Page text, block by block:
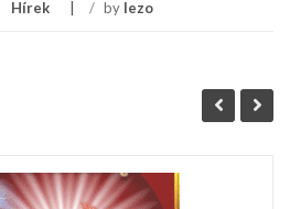
Hírek / by lezo